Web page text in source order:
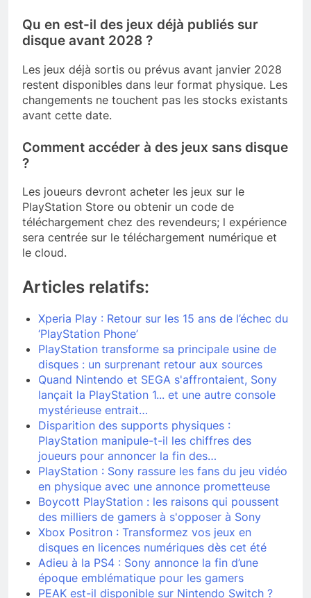
Qu en est-il des jeux déjà publiés sur
disque avant 2028 ?
Les jeux déjà sortis ou prévus avant janvier 2028
restent disponibles dans leur format physique. Les
changements ne touchent pas les stocks existants
avant cette date.
Comment accéder à des jeux sans disque
?
Les joueurs devront acheter les jeux sur le
PlayStation Store ou obtenir un code de
téléchargement chez des revendeurs; l expérience
sera centrée sur le téléchargement numérique et
le cloud.
Articles relatifs:
Xperia Play : Retour sur les 15 ans de l’échec du
‘PlayStation Phone’
PlayStation transforme sa principale usine de
disques : un surprenant retour aux sources
Quand Nintendo et SEGA s'affrontaient, Sony
lançait la PlayStation 1... et une autre console
mystérieuse entrait…
Disparition des supports physiques :
PlayStation manipule-t-il les chiffres des
joueurs pour annoncer la fin des…
PlayStation : Sony rassure les fans du jeu vidéo
en physique avec une annonce prometteuse
Boycott PlayStation : les raisons qui poussent
des milliers de gamers à s'opposer à Sony
Xbox Positron : Transformez vos jeux en
disques en licences numériques dès cet été
Adieu à la PS4 : Sony annonce la fin d’une
époque emblématique pour les gamers
PEAK est-il disponible sur Nintendo Switch ?